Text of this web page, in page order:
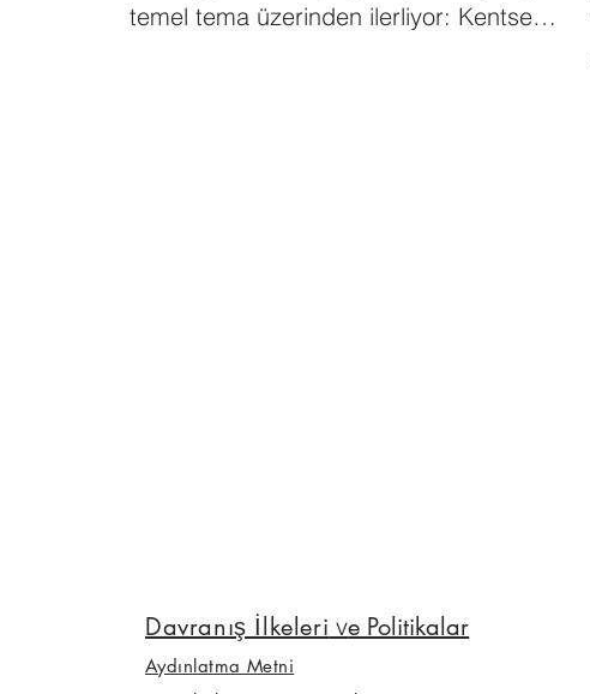
temel tema üzerinden ilerliyor: Kentsel
Davranış İlkeleri ve Politikalar
Aydınlatma Metni